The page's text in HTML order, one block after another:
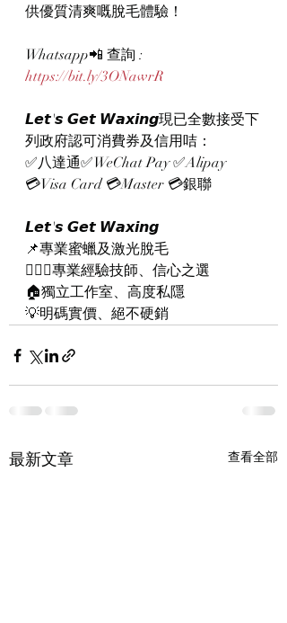
供優質清爽嘅脫毛體驗！
Whatsapp📲 查詢 :
https://bit.ly/3ONawrR
𝙇𝙚𝙩'𝙨 𝙂𝙚𝙩 𝙒𝙖𝙭𝙞𝙣𝙜現已全數接受下
列政府認可消費券及信用咭：
✅八達通✅WeChat Pay ✅Alipay
💳Visa Card 💳Master 💳銀聯
𝙇𝙚𝙩'𝙨 𝙂𝙚𝙩 𝙒𝙖𝙭𝙞𝙣𝙜
📌專業蜜蠟及激光脫毛
👨🏻‍⚕️專業經驗技師、信心之選
🏠獨立工作室、高度私隱
💡明碼實價、絕不硬銷
最新文章 查看全部